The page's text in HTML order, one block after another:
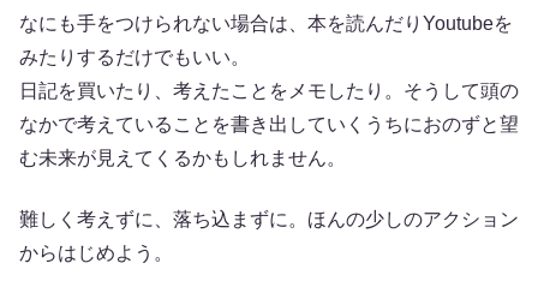
なにも手をつけられない場合は、本を読んだりYoutubeを
みたりするだけでもいい。
日記を買いたり、考えたことをメモしたり。そうして頭の
なかで考えていることを書き出していくうちにおのずと望
む未来が見えてくるかもしれません。
難しく考えずに、落ち込まずに。ほんの少しのアクション
からはじめよう。